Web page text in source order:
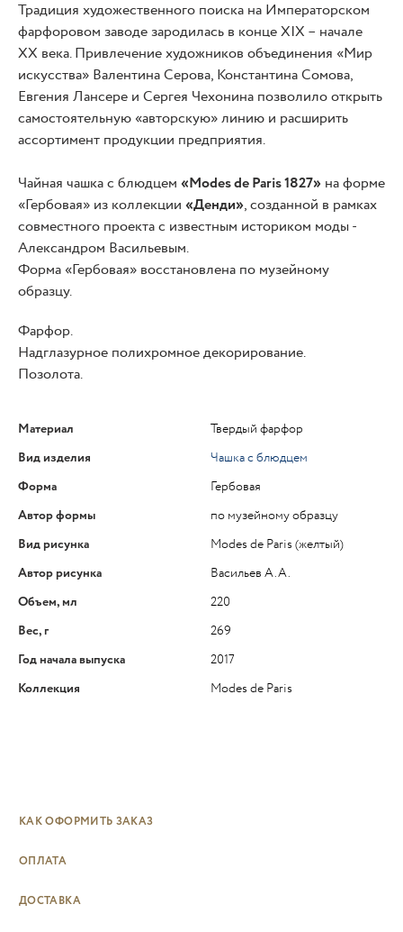
Традиция художественного поиска на Императорском
фарфоровом заводе зародилась в конце XIX – начале
XX века. Привлечение художников объединения «Мир
искусства» Валентина Серова, Константина Сомова,
Евгения Лансере и Сергея Чехонина позволило открыть
самостоятельную «авторскую» линию и расширить
ассортимент продукции предприятия.
Чайная чашка с блюдцем «Modes de Paris 1827» на форме
«Гербовая» из коллекции «Денди», созданной в рамках
совместного проекта с известным историком моды -
Александром Васильевым.
Форма «Гербовая» восстановлена по музейному
образцу.
Фарфор.
Надглазурное полихромное декорирование.
Позолота.
Материал
Твердый фарфор
Вид изделия
Чашка с блюдцем
Форма
Гербовая
Автор формы
по музейному образцу
Вид рисунка
Modes de Paris (желтый)
Автор рисунка
Васильев А.А.
Объем, мл
220
Вес, г
269
Год начала выпуска
2017
Коллекция
Modes de Paris
КАК ОФОРМИТЬ ЗАКАЗ
ОПЛАТА
ДОСТАВКА